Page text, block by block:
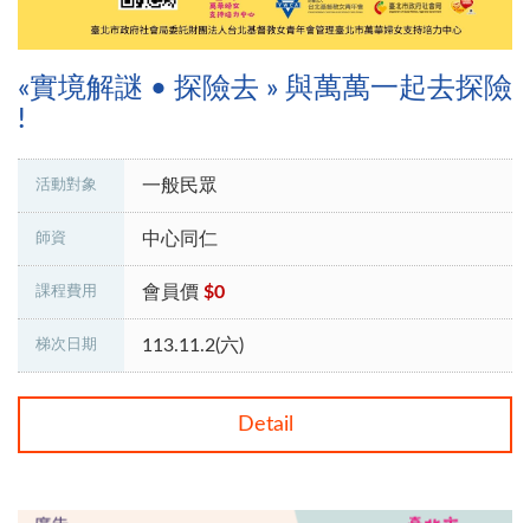
«實境解謎 • 探險去 » 與萬萬一起去探險
!
活動對象 一般民眾
師資 中心同仁
課程費用 會員價 $0
梯次日期 113.11.2(六)
Detail